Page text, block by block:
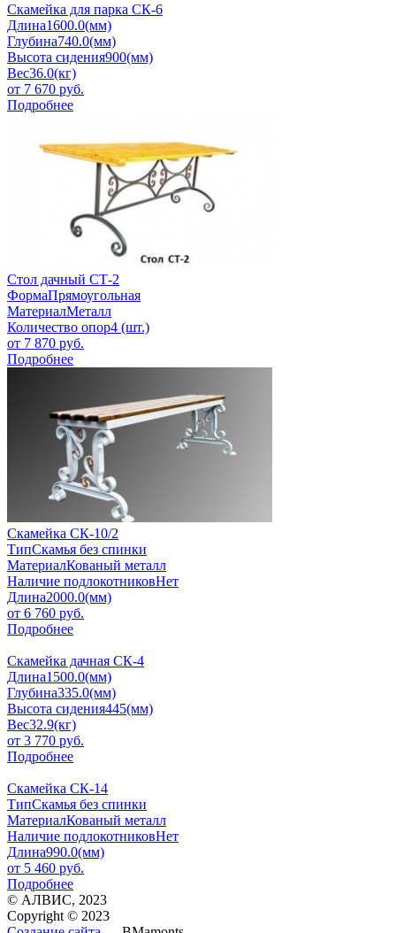
Скамейка для парка СК-6
Длина1600.0(мм)
Глубина740.0(мм)
Высота сидения900(мм)
Вес36.0(кг)
от 7 670 руб.
Подробнее
Стол дачный СТ-2
ФормаПрямоугольная
МатериалМеталл
Количество опор4 (шт.)
от 7 870 руб.
Подробнее
Скамейка СК-10/2
ТипСкамья без спинки
МатериалКованый металл
Наличие подлокотниковНет
Длина2000.0(мм)
от 6 760 руб.
Подробнее
Скамейка дачная СК-4
Длина1500.0(мм)
Глубина335.0(мм)
Высота сидения445(мм)
Вес32.9(кг)
от 3 770 руб.
Подробнее
Скамейка СК-14
ТипСкамья без спинки
МатериалКованый металл
Наличие подлокотниковНет
Длина990.0(мм)
от 5 460 руб.
Подробнее
© АЛВИС, 2023
Copyright © 2023